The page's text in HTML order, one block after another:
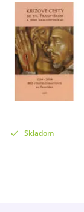
Skladom